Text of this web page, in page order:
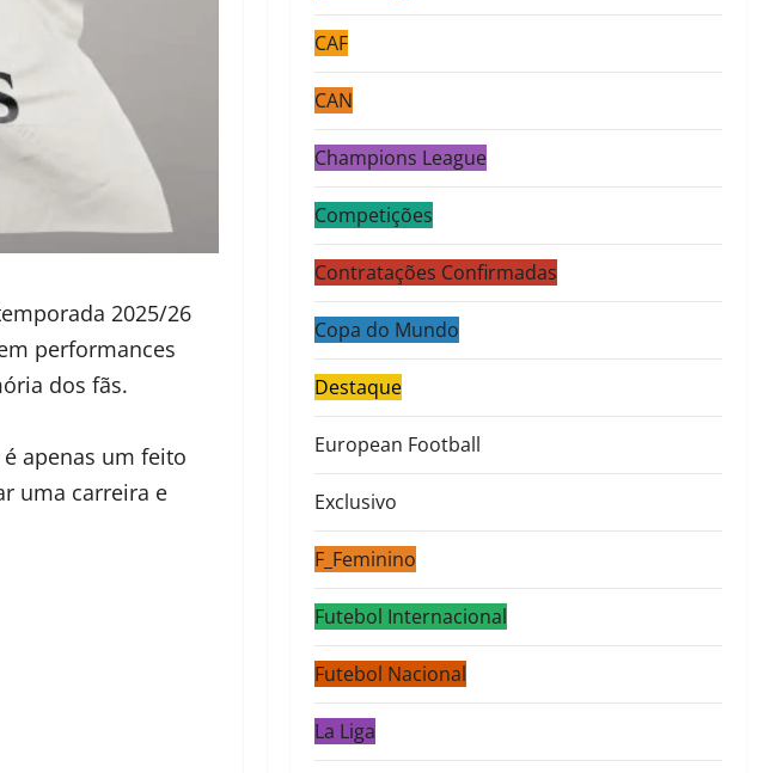
2025/26
performances
dos fãs.
apenas um feito
uma carreira e
CAF
CAN
Champions League
Competições
Contratações Confirmadas
Copa do Mundo
Destaque
European Football
Exclusivo
F_Feminino
Futebol Internacional
Futebol Nacional
La Liga